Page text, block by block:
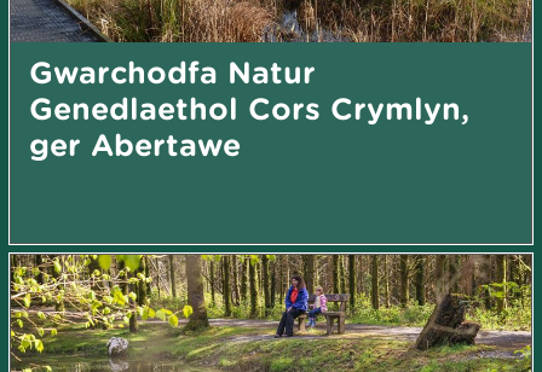
Gwarchodfa Natur
Genedlaethol Cors Crymlyn,
ger Abertawe